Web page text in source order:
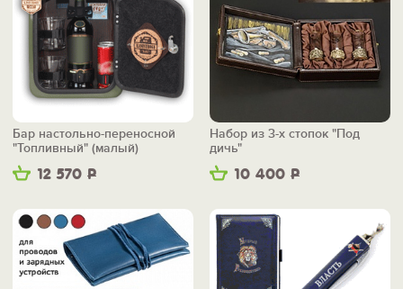
12 570 Р
Бар настольно-переносной
"Топливный" (малый)
10 400 Р
Набор из 3-х стопок "Под
дичь"